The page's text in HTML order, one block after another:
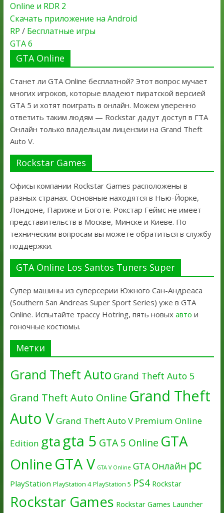
Online и RDR 2
Скачать приложение на Android
RP / Бесплатные игры
GTA 6
GTA Online
Станет ли GTA Online бесплатной? Этот вопрос мучает
многих игроков, которые владеют пиратской версией
GTA 5 и хотят поиграть в онлайн. Можем уверенно
ответить таким людям — Rockstar дадут доступ в ГТА
Онлайн только владельцам лицензии на Grand Theft
Auto V.
Rockstar Games
Офисы компании Rockstar Games расположены в
разных странах. Основные находятся в Нью-Йорке,
Лондоне, Париже и Боготе. Рокстар Геймс не имеет
представительств в Москве, Минске и Киеве. По
техническим вопросам вы можете обратиться в службу
поддержки.
GTA Online Los Santos Tuners Super
Супер машины из суперсерии Южного Сан-Андреаса
(Southern San Andreas Super Sport Series) уже в GTA
Online. Испытайте трассу Hotring, пять новых авто и
гоночные костюмы.
Метки
Grand Theft Auto Grand Theft Auto 5
Grand Theft Auto Online Grand Theft
Auto VGrand Theft Auto V Premium Online
Edition gtagta 5 GTA 5 Online GTA
OnlineGTA V GTA V Online GTA Онлайн pc
PlayStation PlayStation 4 PlayStation 5 PS4 Rockstar
Rockstar Games Rockstar Games Launcher